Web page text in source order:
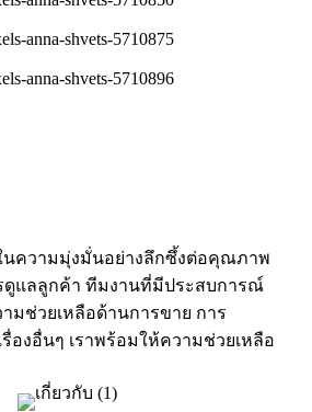
ในความมุ่งมั่นอย่างลึกซึ้งต่อคุณภาพ
ดูแลลูกค้า ทีมงานที่มีประสบการณ์
มช่วยเหลือด้านการขาย การ
องอื่นๆ เราพร้อมให้ความช่วยเหลือ